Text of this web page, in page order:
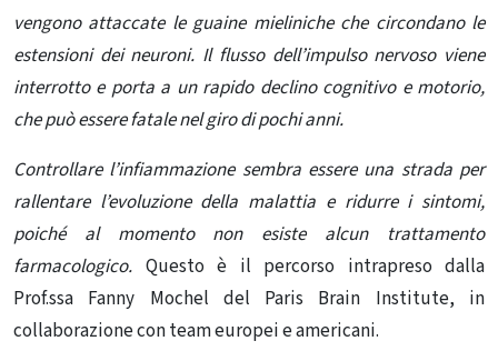
vengono attaccate leguaine mieliniche che circondano le
estensioni dei neuroni. Il flusso dell’impulso nervoso viene
interrotto e porta a un rapido declino cognitivo e motorio,
che può essere fatale nel giro di pochi anni.
Controllare l’infiammazione sembra essere una strada per
rallentare l’evoluzione della malattia e ridurre i sintomi,
poiché al momento non esiste alcun trattamento
farmacologico. Questo è il percorso intrapreso dalla
Prof.ssa Fanny Mochel del Paris Brain Institute, in
collaborazione con team europei e americani.